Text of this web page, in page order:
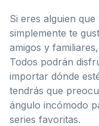
Si eres alguien
simplemente te
amigos y
Todos podrán
importar dónde
tendrás que
ángulo incómodo
series favoritas.